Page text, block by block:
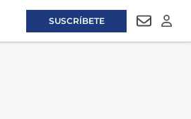
SUSCRÍBETE